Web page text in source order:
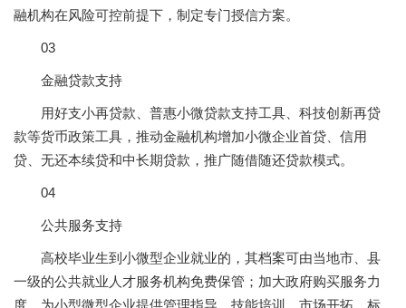
融机构在风险可控前提下，制定专门授信方案。
03
金融贷款支持
用好支小再贷款、普惠小微贷款支持工具、科技创新再贷
款等货币政策工具，推动金融机构增加小微企业首贷、信用
贷、无还本续贷和中长期贷款，推广随借随还贷款模式。
04
公共服务支持
高校毕业生到小微型企业就业的，其档案可由当地市、县
一级的公共就业人才服务机构免费保管；加大政府购买服务力
度，为小型微型企业提供管理指导、技能培训、市场开拓、标